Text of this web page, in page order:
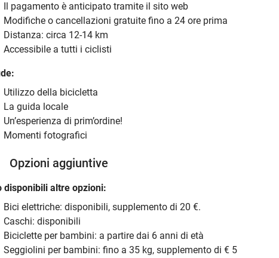
Il pagamento è anticipato tramite il sito web
Modifiche o cancellazioni gratuite fino a 24 ore prima
Distanza: circa 12-14 km
Accessibile a tutti i ciclisti
Utilizzo della bicicletta
La guida locale
Un’esperienza di prim’ordine!
Momenti fotografici
Opzioni aggiuntive
disponibili altre opzioni:
Bici elettriche: disponibili, supplemento di 20 €.
Caschi: disponibili
Biciclette per bambini: a partire dai 6 anni di età
Seggiolini per bambini: fino a 35 kg, supplemento di € 5